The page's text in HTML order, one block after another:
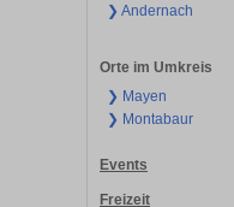
❯ Andernach
Orte im Umkreis
❯ Mayen
❯ Montabaur
Events
Freizeit